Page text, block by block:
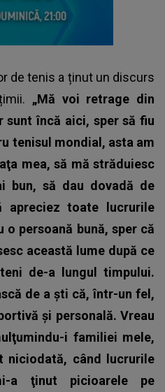
de tenis a ținut un discurs
„Mă voi retrage din
încă aici, sper să fiu
tenisul mondial, asta am
mea, să mă străduiesc
bun, să dau dovadă de
apreciez toate lucrurile
o persoană bună, sper că
această lume după ce
de-a lungul timpului.
de a şti că, într-un fel,
şi personală. Vreau
i familiei mele,
niciodată, când lucrurile
a ţinut picioarele pe